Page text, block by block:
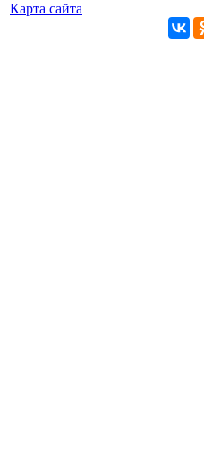
Карта сайта